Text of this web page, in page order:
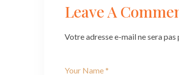
Leave A
Votre adresse e-mail ne sera pas